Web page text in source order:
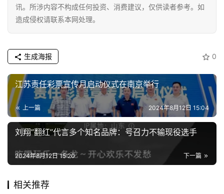
科
技
经
教
育
专
题
汽
登录 注册
讯。所涉内容不构成任何投资、消费建议，仅供读者参考。如
造成侵权请联系本网处理。
0
生成海报
江苏责任彩票宣传月启动仪式在南京举行
上一篇 2024年8月12日 15:04
刘翔”翻红”代言多个知名品牌：号召力不输现役选手
下一篇
2024年8月12日 15:20
相关推荐